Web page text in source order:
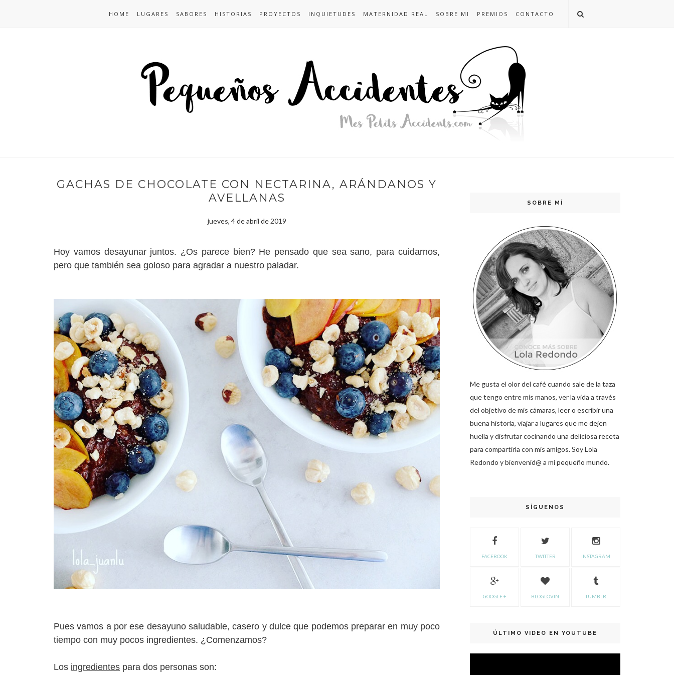
HOME LUGARES SABORES HISTORIAS PROYECTOS INQUIETUDES MATERNIDAD REAL SOBRE MI PREMIOS CONTACTO
GACHAS DE CHOCOLATE CON NECTARINA, ARÁNDANOS Y
AVELLANAS
jueves, 4 de abril de 2019
Hoy vamos desayunar juntos. ¿Os parece bien? He pensado que sea sano, para cuidarnos,
pero que también sea goloso para agradar a nuestro paladar.
Pues vamos a por ese desayuno saludable, casero y dulce que podemos preparar en muy poco
tiempo con muy pocos ingredientes. ¿Comenzamos?
Los ingredientes para dos personas son:
SOBRE MÍ
Me gusta el olor del café cuando sale de la taza
que tengo entre mis manos, ver la vida a través
del objetivo de mis cámaras, leer o escribir una
buena historia, viajar a lugares que me dejen
huella y disfrutar cocinando una deliciosa receta
para compartirla con mis amigos. Soy Lola
Redondo y bienvenid@ a mi pequeño mundo.
SÍGUENOS
FACEBOOK TWITTER INSTAGRAM
GOOGLE + BLOGLOVIN TUMBLR
ÚLTIMO VIDEO EN YOUTUBE